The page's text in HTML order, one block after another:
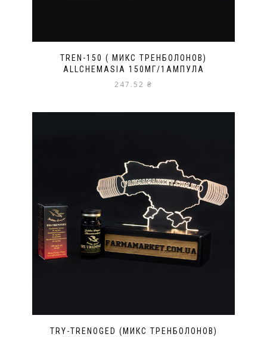
TREN-150 ( МИКС ТРЕНБОЛОНОВ)
ALLCHEMASIA 150МГ/1АМПУЛА
247.52 ₴
TRY-TRENOGED (МИКС ТРЕНБОЛОНОВ)